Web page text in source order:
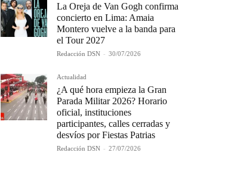
La Oreja de Van Gogh confirma
concierto en Lima: Amaia
Montero vuelve a la banda para
el Tour 2027
Redacción DSN - 30/07/2026
Actualidad
¿A qué hora empieza la Gran
Parada Militar 2026? Horario
oficial, instituciones
participantes, calles cerradas y
desvíos por Fiestas Patrias
Redacción DSN - 27/07/2026